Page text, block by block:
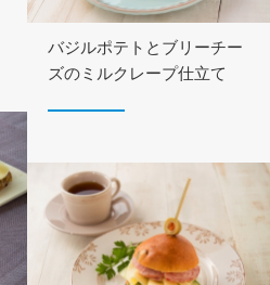
バジルポテトとブリーチー
ズのミルクレープ仕立て